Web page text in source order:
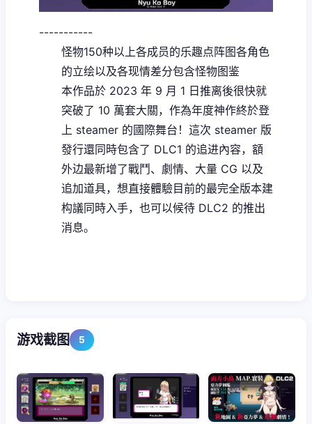
-----------
怪物150种以上各成员的乐趣点阵图各角色
的立绘以及各现情差分包含怪物图鉴
本作品於 2023 年 9 月 1 日推离後很快就
突破了 10 萬套大關，作為年度神作終於登
上 steamer 的國際舞台！這次 steamer 版
發行還同時包含了 DLC1 的追进內容，額
外边最新增了戰鬥、劇情、大量 CG 以及
追加道具，想直接體驗目前的最完全版本建
构議同時入手，也可以候待 DLC2 的推出
消息。
游戏截图 5